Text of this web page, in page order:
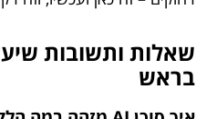
שאלות ותשובות
בראש